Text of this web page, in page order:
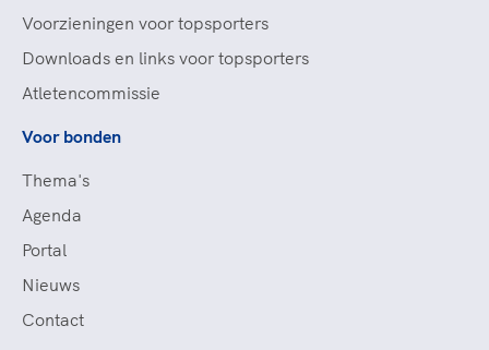
Voorzieningen voor topsporters
Downloads en links voor topsporters
Atletencommissie
Voor bonden
Thema's
Agenda
Portal
Nieuws
Contact